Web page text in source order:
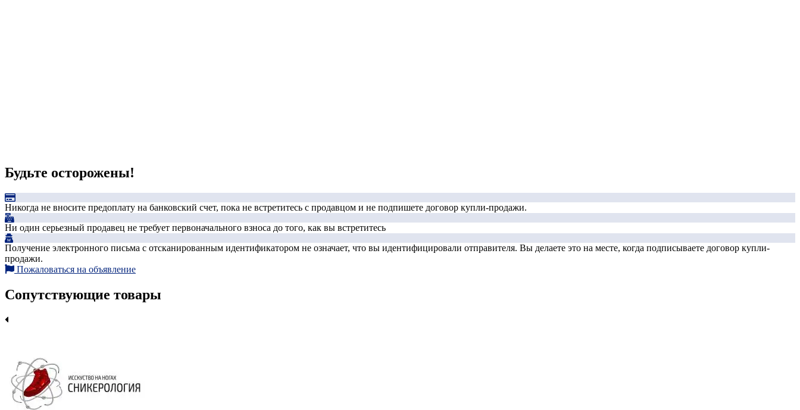
Будьте осторожены!
Никогда не вносите предоплату на банковский счет, пока не встретитесь с продавцом и не подпишете договор купли-продажи.
Ни один серьезный продавец не требует первоначального взноса до того, как вы встретитесь
Получение электронного письма с отсканированным идентификатором не означает, что вы идентифицировали отправителя. Вы делаете это на месте, когда подписываете договор купли-
продажи.
Пожаловаться на объявление
Сопутствующие товары